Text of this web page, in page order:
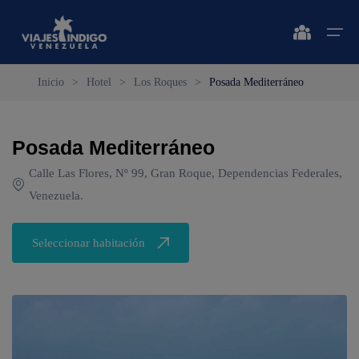
Destinos
Destinos
🔍 Sol y Playa
🔍 Sol y Playa
🌴 Margarita
🌴 Cubagua
🌴 Los Roques
🔍 Naturaleza y Ciudad
🌴 Caracas
🌴 Canaima
🌴 Delta del Orinoco
Vuelos
Apartamentos
Inicio > Hotel > Los Roques > Posada Mediterráneo
Posada Mediterráneo
Calle Las Flores, Nº 99, Gran Roque, Dependencias Federales,
Venezuela.
Seleccionar habitación